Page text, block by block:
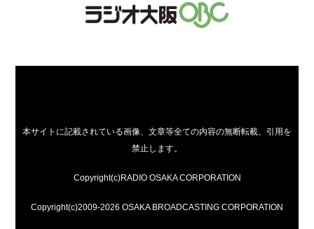
本サイトに記載されている画像、文章等全ての内容の無断転載、引用を
禁止します。
Copyright(c)RADIO OSAKA CORPORATION
Copyright(c)2009-2026 OSAKA BROADCASTING CORPORATION